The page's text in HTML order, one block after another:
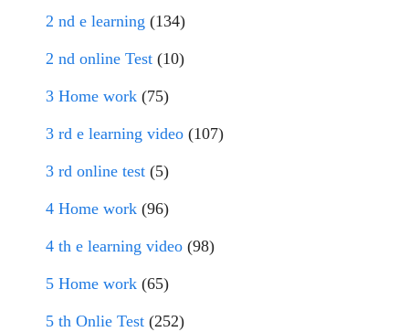
2 nd e learning (134)
2 nd online Test (10)
3 Home work (75)
3 rd e learning video (107)
3 rd online test (5)
4 Home work (96)
4 th e learning video (98)
5 Home work (65)
5 th Onlie Test (252)